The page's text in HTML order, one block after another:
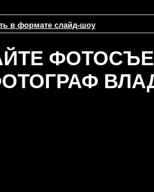
в формате слайд-шоу